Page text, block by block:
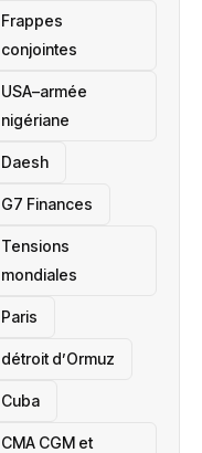
Frappes
conjointes
USA–armée
nigériane
Daesh
‎G7 Finances
Tensions
mondiales
Paris
détroit d’Ormuz
‎Cuba
CMA CGM et